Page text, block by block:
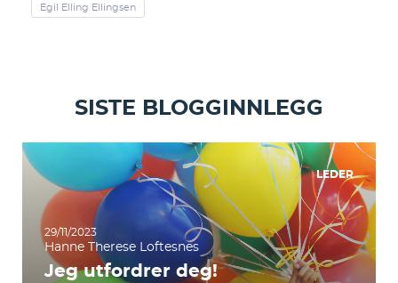
Egil Elling Ellingsen
SISTE BLOGGINNLEGG
LEDER
29/11/2023
Hanne Therese Loftesnes
Jeg utfordrer deg!